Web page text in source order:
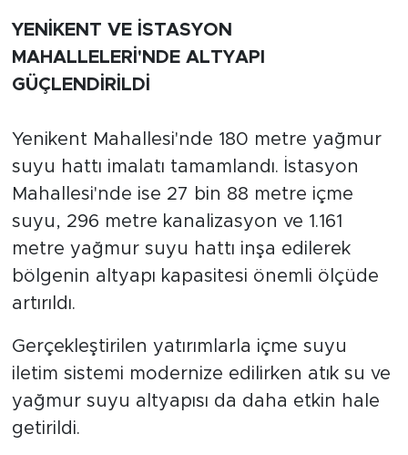
YENİKENT VE İSTASYON
MAHALLELERİ'NDE ALTYAPI
GÜÇLENDİRİLDİ
Yenikent Mahallesi'nde 180 metre yağmur
suyu hattı imalatı tamamlandı. İstasyon
Mahallesi'nde ise 27 bin 88 metre içme
suyu, 296 metre kanalizasyon ve 1.161
metre yağmur suyu hattı inşa edilerek
bölgenin altyapı kapasitesi önemli ölçüde
artırıldı.
Gerçekleştirilen yatırımlarla içme suyu
iletim sistemi modernize edilirken atık su ve
yağmur suyu altyapısı da daha etkin hale
getirildi.